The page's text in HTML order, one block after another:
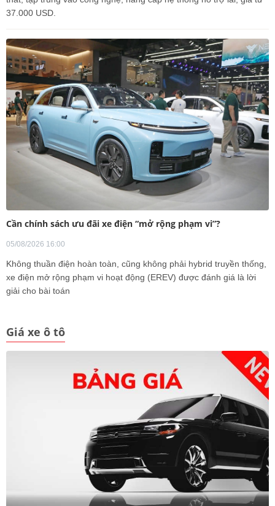
37.000 USD.
Cần chính sách ưu đãi xe điện “mở rộng phạm vi”?
05/08/2026 16:00
Không thuần điện hoàn toàn, cũng không phải hybrid truyền thống,
xe điện mở rộng phạm vi hoạt động (EREV) được đánh giá là lời
giải cho bài toán
Giá xe ô tô